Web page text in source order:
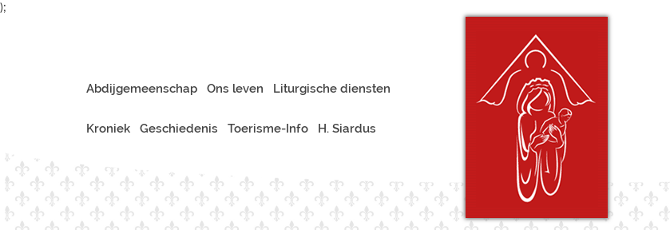
);
Abdijgemeenschap Ons leven Liturgische diensten
Kroniek Geschiedenis Toerisme-Info H. Siardus